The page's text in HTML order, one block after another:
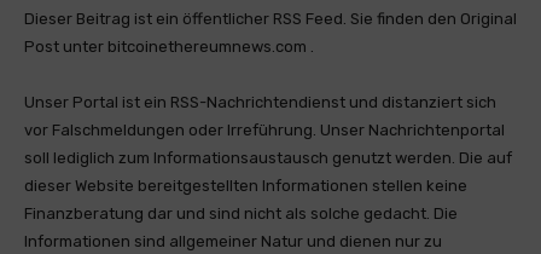
Dieser Beitrag ist ein öffentlicher RSS Feed. Sie finden den Original
Post unter bitcoinethereumnews.com .
Unser Portal ist ein RSS-Nachrichtendienst und distanziert sich
vor Falschmeldungen oder Irreführung. Unser Nachrichtenportal
soll lediglich zum Informationsaustausch genutzt werden. Die auf
dieser Website bereitgestellten Informationen stellen keine
Finanzberatung dar und sind nicht als solche gedacht. Die
Informationen sind allgemeiner Natur und dienen nur zu